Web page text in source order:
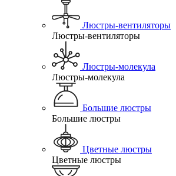
Люстры-вентиляторы
Люстры-вентиляторы
Люстры-молекула
Люстры-молекула
Большие люстры
Большие люстры
Цветные люстры
Цветные люстры